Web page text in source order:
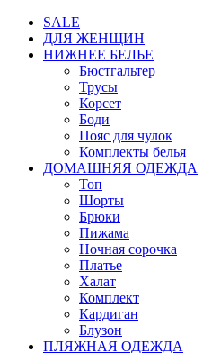
SALE
ДЛЯ ЖЕНЩИН
НИЖНЕЕ БЕЛЬЕ
Бюстгальтер
Трусы
Корсет
Боди
Пояс для чулок
Комплекты белья
ДОМАШНЯЯ ОДЕЖДА
Топ
Шорты
Брюки
Пижама
Ночная сорочка
Платье
Халат
Комплект
Кардиган
Блузон
ПЛЯЖНАЯ ОДЕЖДА